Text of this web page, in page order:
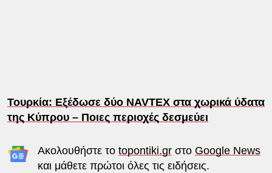
Τουρκία: Εξέδωσε δύο NAVTEX στα χωρικά ύδατα
της Κύπρου – Ποιες περιοχές δεσμεύει
Ακολουθήστε το topontiki.grστο Google News
και μάθετε πρώτοι όλες τις ειδήσεις.